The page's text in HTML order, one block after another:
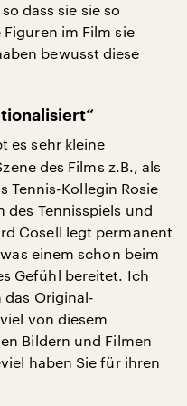
dass sie sie so
im Film sie
bewusst diese
es sehr kleine
des Films z.B., als
Tennis-Kollegin Rosie
des Tennisspiels und
Cosell legt permanent
einem schon beim
Gefühl bereitet. Ich
das Original-
von diesem
Bildern und Filmen
haben Sie für ihren